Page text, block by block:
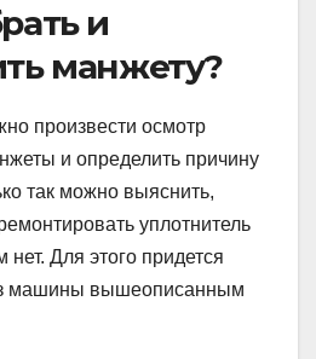
и
манжету?
произвести осмотр
и определить причину
так можно выяснить,
уплотнитель
Для этого придется
машины вышеописанным